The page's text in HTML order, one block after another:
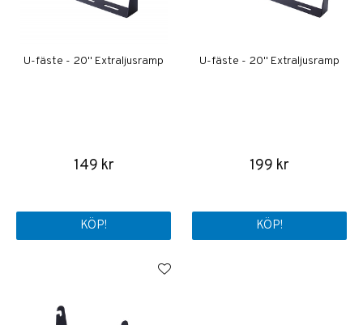
U-fäste - 20'' Extraljusramp
149 kr
KÖP!
U-fäste - 20'' Extraljusramp
199 kr
KÖP!